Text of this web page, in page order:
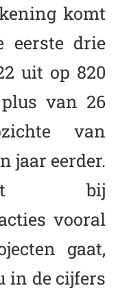
komt
eerste drie
uit op 820
van 26
van
jaar eerder.
bij
vooral
gaat,
in de cijfers